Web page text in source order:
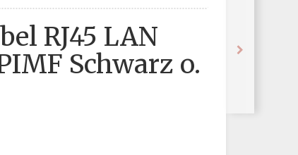
RJ45 LAN
Schwarz o.